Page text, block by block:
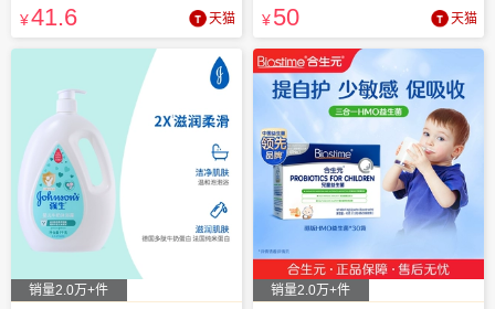
¥41.6 天猫 ¥50 天猫
销量2.0万+件
销量2.0万+件